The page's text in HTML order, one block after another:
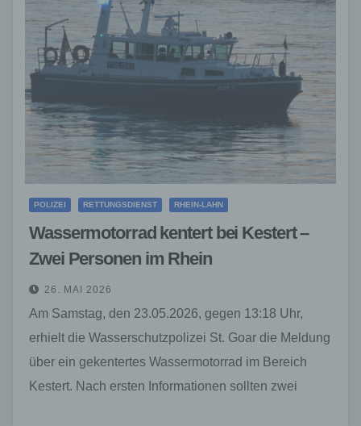
POLIZEI RETTUNGSDIENST RHEIN-LAHN
Wassermotorrad kentert bei Kestert –
Zwei Personen im Rhein
26. MAI 2026
Am Samstag, den 23.05.2026, gegen 13:18 Uhr,
erhielt die Wasserschutzpolizei St. Goar die Meldung
über ein gekentertes Wassermotorrad im Bereich
Kestert. Nach ersten Informationen sollten zwei